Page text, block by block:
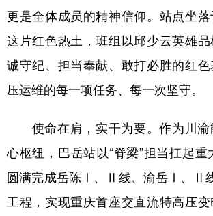
更是全体成员的精神信仰。站点坐
这片红色热土，班组以邱少云英雄
诚守纪、担当奉献、敢打必胜的红
压运维的每一项任务、每一次坚守。
使命在肩，实干为要。作为川渝
心枢纽，巴岳站以“脊梁”担当扛起
圆满完成岳陈Ⅰ、Ⅱ线、渝岳Ⅰ、Ⅱ
工程，实现重庆首座交直流特高压变